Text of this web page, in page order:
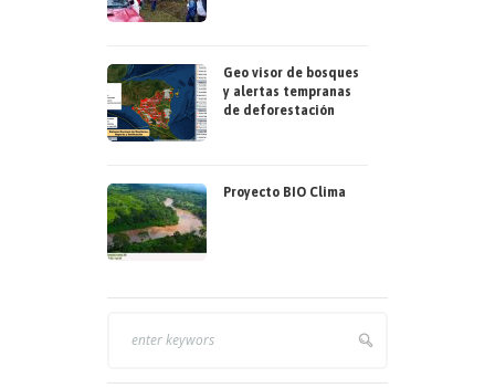
Geo visor de bosques
y alertas tempranas
de deforestación
Proyecto BIO Clima